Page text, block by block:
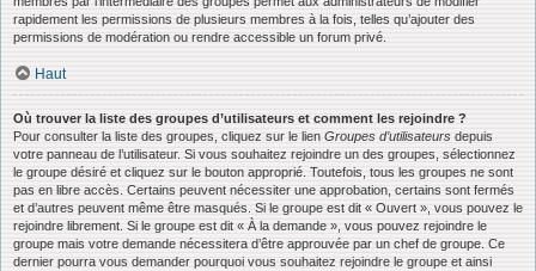
rapidement les permissions de plusieurs membres à la fois, telles qu’ajouter des
permissions de modération ou rendre accessible un forum privé.
Haut
Où trouver la liste des groupes d’utilisateurs et comment les rejoindre ?
Pour consulter la liste des groupes, cliquez sur le lien Groupes d’utilisateurs depuis
votre panneau de l’utilisateur. Si vous souhaitez rejoindre un des groupes, sélectionnez
le groupe désiré et cliquez sur le bouton approprié. Toutefois, tous les groupes ne sont
pas en libre accès. Certains peuvent nécessiter une approbation, certains sont fermés
et d’autres peuvent même être masqués. Si le groupe est dit « Ouvert », vous pouvez le
rejoindre librement. Si le groupe est dit « À la demande », vous pouvez rejoindre le
groupe mais votre demande nécessitera d’être approuvée par un chef de groupe. Ce
dernier pourra vous demander pourquoi vous souhaitez rejoindre le groupe et ainsi